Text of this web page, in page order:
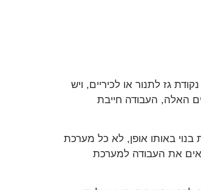
גז לתנור או לכיריים, ויש
האלה, העבודה חייבת
באותו אופן, לא כל מערכת
את העבודה למערכת